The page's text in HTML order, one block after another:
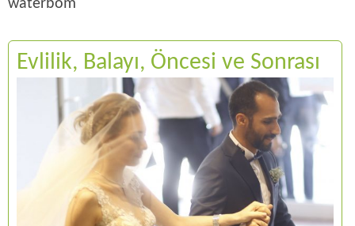
waterbom
Evlilik, Balayı, Öncesi ve Sonrası